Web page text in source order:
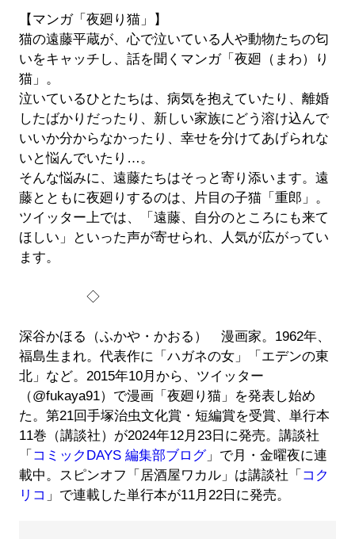
【マンガ「夜廻り猫」】
猫の遠藤平蔵が、心で泣いている人や動物たちの匂
いをキャッチし、話を聞くマンガ「夜廻（まわ）り
猫」。
泣いているひとたちは、病気を抱えていたり、離婚
したばかりだったり、新しい家族にどう溶け込んで
いいか分からなかったり、幸せを分けてあげられな
いと悩んでいたり…。
そんな悩みに、遠藤たちはそっと寄り添います。遠
藤とともに夜廻りするのは、片目の子猫「重郎」。
ツイッター上では、「遠藤、自分のところにも来て
ほしい」といった声が寄せられ、人気が広がってい
ます。
◇
深谷かほる（ふかや・かおる） 漫画家。1962年、
福島生まれ。代表作に「ハガネの女」「エデンの東
北」など。2015年10月から、ツイッター
（@fukaya91）で漫画「夜廻り猫」を発表し始め
た。第21回手塚治虫文化賞・短編賞を受賞、単行本
11巻（講談社）が2024年12月23日に発売。講談社
「 コミックDAYS 編集部ブログ」で月・金曜夜に連
載中。スピンオフ「居酒屋ワカル」は講談社「 コク
リコ 」で連載した単行本が11月22日に発売。